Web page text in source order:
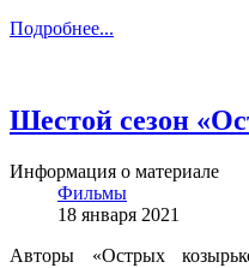
Подробнее...
Шестой сезон
Информация о материале
Фильмы
18 января 2021
Авторы «Острых